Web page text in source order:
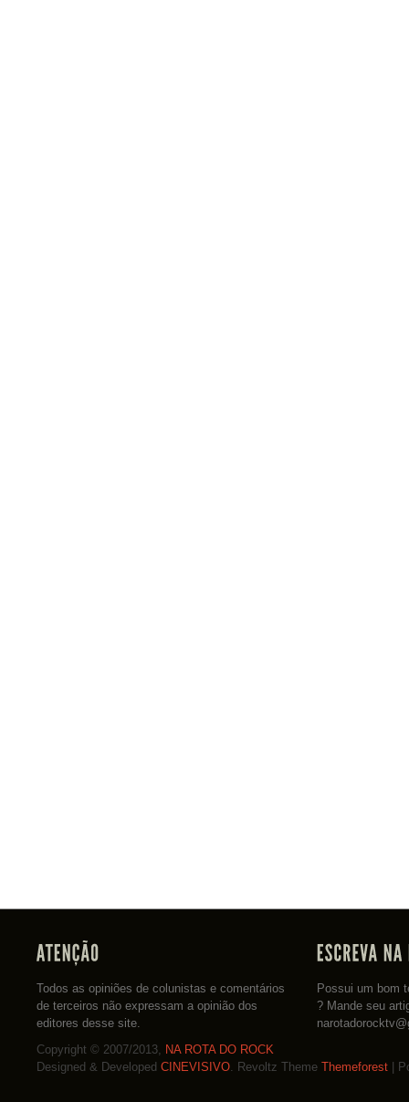
Todos as opiniões de colunistas e comentários
de terceiros não expressam a opinião dos
editores desse site.
Possui um bom
? Mande seu
Copyright © 2007/2013, NA ROTA DO ROCK
Designed & Developed CINEVISIVO. Revoltz Theme Themeforest |